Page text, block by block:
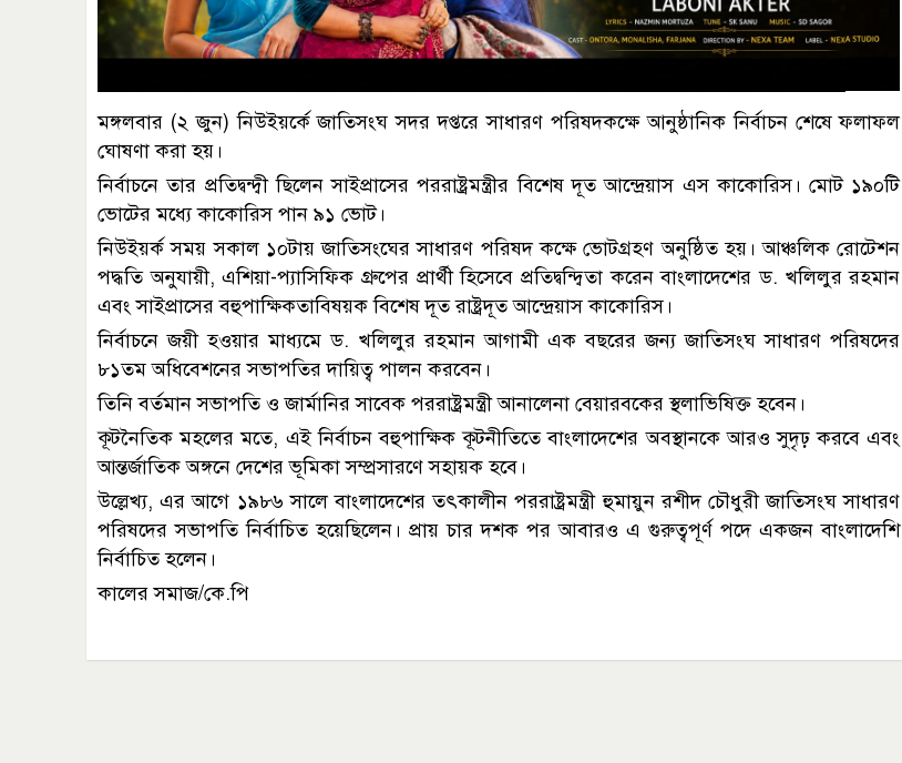
মঙ্গলবার (২ জুন) নিউইয়র্কে জাতিসংঘ সদর দপ্তরে সাধারণ পরিষদকক্ষে আনুষ্ঠানিক নির্বাচন শেষে ফলাফল
ঘোষণা করা হয়।
নির্বাচনে তার প্রতিদ্বন্দ্বী ছিলেন সাইপ্রাসের পররাষ্ট্রমন্ত্রীর বিশেষ দূত আন্দ্রেয়াস এস কাকোরিস। মোট ১৯০টি
ভোটের মধ্যে কাকোরিস পান ৯১ ভোট।
নিউইয়র্ক সময় সকাল ১০টায় জাতিসংঘের সাধারণ পরিষদ কক্ষে ভোটগ্রহণ অনুষ্ঠিত হয়। আঞ্চলিক রোটেশন
পদ্ধতি অনুযায়ী, এশিয়া-প্যাসিফিক গ্রুপের প্রার্থী হিসেবে প্রতিদ্বন্দ্বিতা করেন বাংলাদেশের ড. খলিলুর রহমান
এবং সাইপ্রাসের বহুপাক্ষিকতাবিষয়ক বিশেষ দূত রাষ্ট্রদূত আন্দ্রেয়াস কাকোরিস।
নির্বাচনে জয়ী হওয়ার মাধ্যমে ড. খলিলুর রহমান আগামী এক বছরের জন্য জাতিসংঘ সাধারণ পরিষদের
৮১তম অধিবেশনের সভাপতির দায়িত্ব পালন করবেন।
তিনি বর্তমান সভাপতি ও জার্মানির সাবেক পররাষ্ট্রমন্ত্রী আনালেনা বেয়ারবকের স্থলাভিষিক্ত হবেন।
কূটনৈতিক মহলের মতে, এই নির্বাচন বহুপাক্ষিক কূটনীতিতে বাংলাদেশের অবস্থানকে আরও সুদৃঢ় করবে এবং
আন্তর্জাতিক অঙ্গনে দেশের ভূমিকা সম্প্রসারণে সহায়ক হবে।
উল্লেখ্য, এর আগে ১৯৮৬ সালে বাংলাদেশের তৎকালীন পররাষ্ট্রমন্ত্রী হুমায়ুন রশীদ চৌধুরী জাতিসংঘ সাধারণ
পরিষদের সভাপতি নির্বাচিত হয়েছিলেন। প্রায় চার দশক পর আবারও এ গুরুত্বপূর্ণ পদে একজন বাংলাদেশি
নির্বাচিত হলেন।
কালের সমাজ/কে.পি